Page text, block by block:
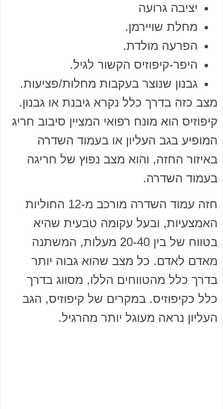
יציבה גרועה
מחלת שויירמן.
הפרעה מולדת.
היפר-קיפוזיס הקשור לגיל.
גבנון שנוצר בעקבות מחלות/פציעות.
מצב כזה בדרך כלל נקרא גיבנת או גבנון.
קיפוזיס הוא מונח רפואי המציין סיבוב חריג
המופיע בגב העליון או בעמוד השדרה
באיזור החזה, והוא מצב נפוץ של חריגה
בעמוד השדרה.
חזה עמוד השדרה מורכב מ-12 החוליות
האמצעיות, ובעל עקומה טבעית שהיא
בטווח של בין 20-40 מעלות, המשתנה
מאדם לאדם. כל מצב שהוא גבוה יותר
בדרך כלל מהטווחים הללו, מסווג בדרך
כלל כקיפוזיס. במקרים של קיפוזיס, הגב
העליון נראה מעוגל יותר מהרגיל.